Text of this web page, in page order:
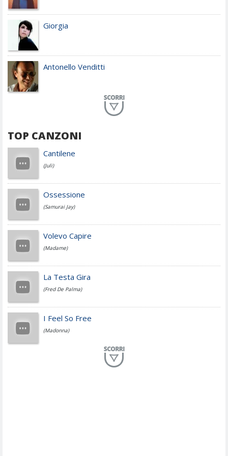
Giorgia
Antonello Venditti
Achille Lauro
Cesare Cremonini
Jovanotti
Fedez
Simone Cristicchi
TOP CANZONI
Cantilene
(Juli)
Ossessione
(Samurai Jay)
Volevo Capire
(Madame)
La Testa Gira
(Fred De Palma)
I Feel So Free
(Madonna)